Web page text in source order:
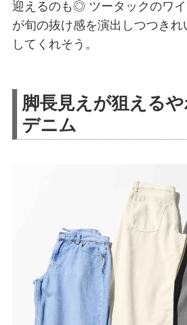
迎えるのも◎ ツータックのワイ
が旬の抜け感を演出しつつきれ
してくれそう。
脚長見えが狙える
デニム